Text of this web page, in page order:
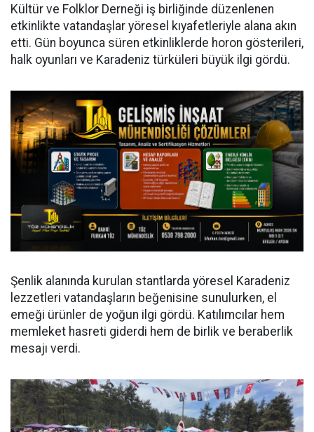
Kültür ve Folklor Derneği iş birliğinde düzenlenen
etkinlikte vatandaşlar yöresel kıyafetleriyle alana akın
etti. Gün boyunca süren etkinliklerde horon gösterileri,
halk oyunları ve Karadeniz türküleri büyük ilgi gördü.
Şenlik alanında kurulan stantlarda yöresel Karadeniz
lezzetleri vatandaşların beğenisine sunulurken, el
emeği ürünler de yoğun ilgi gördü. Katılımcılar hem
memleket hasreti giderdi hem de birlik ve beraberlik
mesajı verdi.